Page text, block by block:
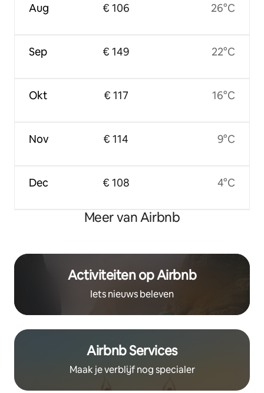
Aug
Sep
Okt
Nov
Dec
€ 106
€ 149
€ 117
€ 114
€ 108
26°C
22°C
16°C
9°C
4°C
Meer van Airbnb
Activiteiten op Airbnb
Iets nieuws beleven
Airbnb Services
Maak je verblijf nog specialer